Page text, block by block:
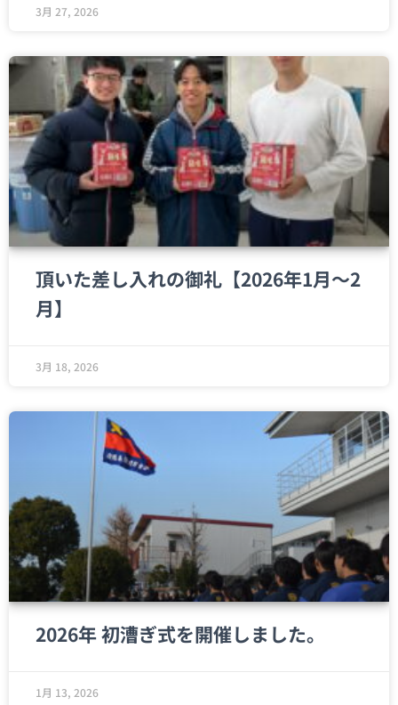
3月 27, 2026
頂いた差し入れの御礼【2026年1月～2
月】
3月 18, 2026
2026年 初漕ぎ式を開催しました。
1月 13, 2026